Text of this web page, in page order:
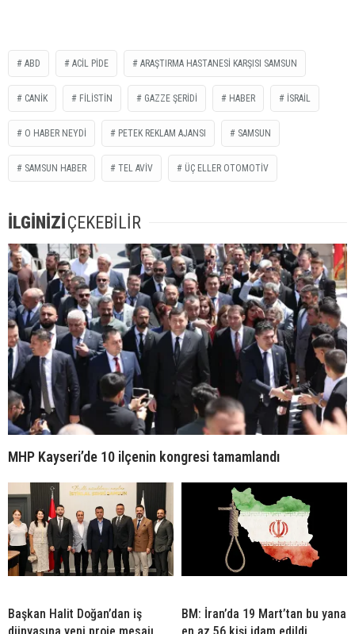
ABD ACİL PİDE ARAŞTIRMA HASTANESİ KARŞISI SAMSUN
CANİK FİLİSTİN GAZZE ŞERİDİ HABER İSRAİL
O HABER NEYDİ PETEK REKLAM AJANSI SAMSUN
SAMSUN HABER TEL AVİV ÜÇ ELLER OTOMOTİV
İLGİNİZİÇEKEBİLİR
MHP Kayseri’de 10 ilçenin kongresi tamamlandı
Başkan Halit Doğan’dan iş
BM: İran’da 19 Mart’tan bu yana